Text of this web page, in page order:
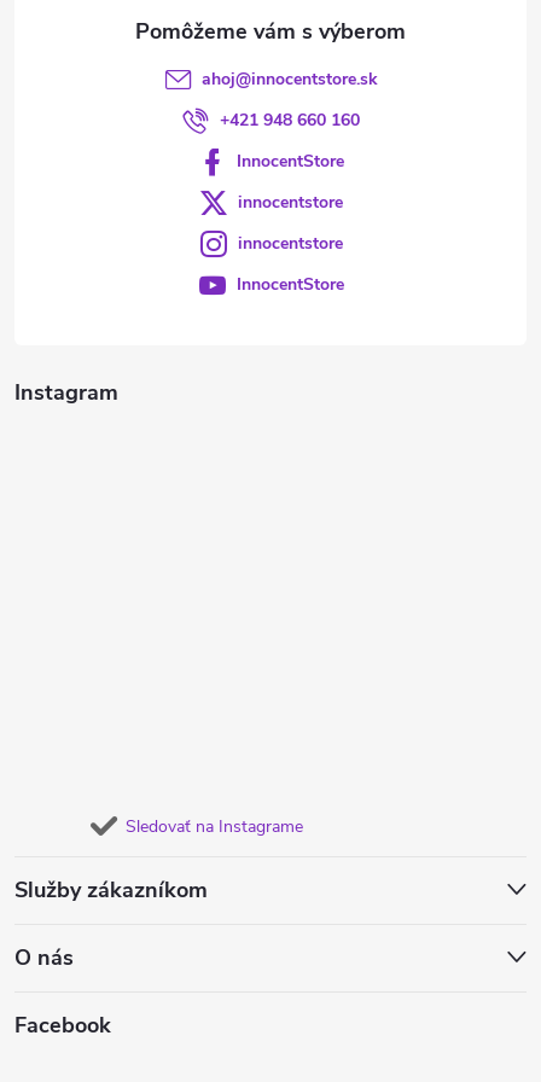
Instagram
Sledovať na Instagrame
Služby zákazníkom
O nás
Facebook
ahoj@innocentstore.sk
+421 948 660 160
InnocentStore
innocentstore
innocentstore
InnocentStore